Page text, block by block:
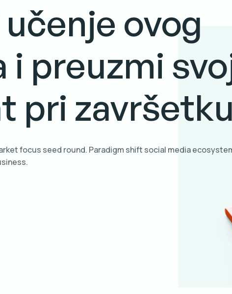
ovog
preuzmi
pri
focus seed round. Paradigm shift social media